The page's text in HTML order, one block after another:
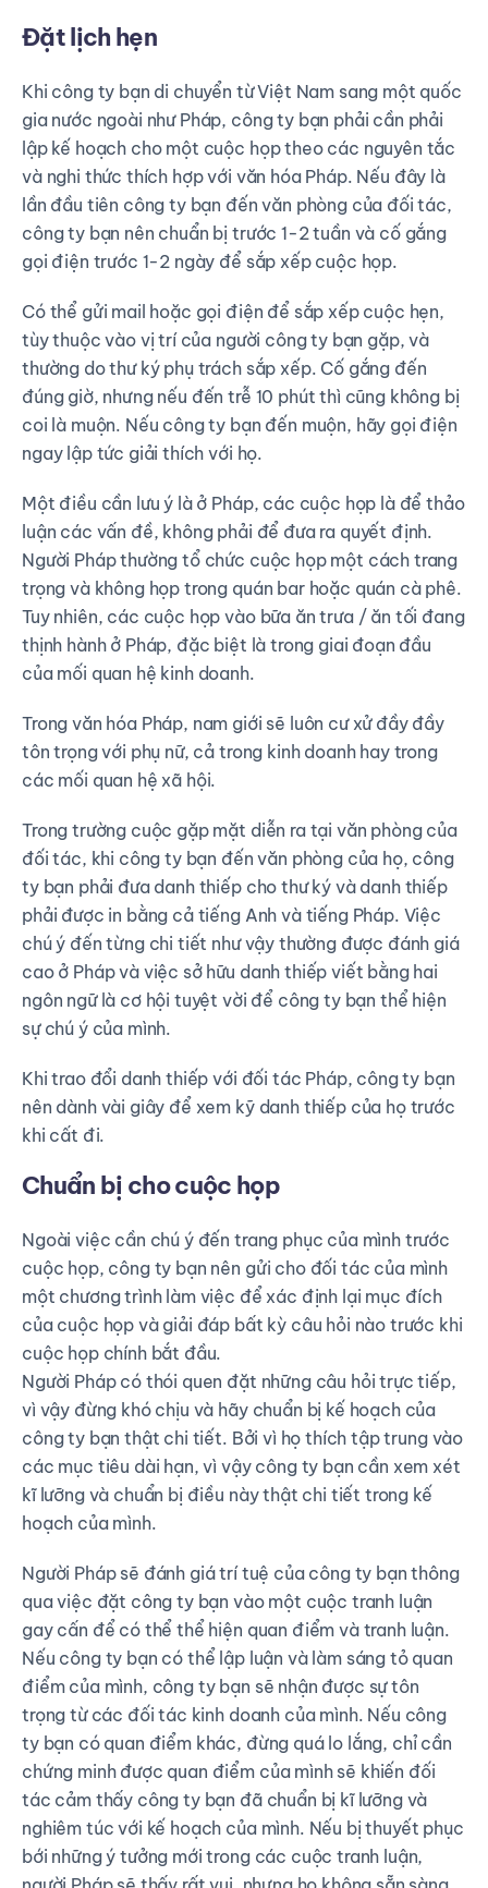
Đặt lịch hẹn
Khi công ty bạn di chuyển từ Việt Nam sang một quốc
gia nước ngoài như Pháp, công ty bạn phải cần phải
lập kế hoạch cho một cuộc họp theo các nguyên tắc
và nghi thức thích hợp với văn hóa Pháp. Nếu đây là
lần đầu tiên công ty bạn đến văn phòng của đối tác,
công ty bạn nên chuẩn bị trước 1-2 tuần và cố gắng
gọi điện trước 1-2 ngày để sắp xếp cuộc họp.
Có thể gửi mail hoặc gọi điện để sắp xếp cuộc hẹn,
tùy thuộc vào vị trí của người công ty bạn gặp, và
thường do thư ký phụ trách sắp xếp. Cố gắng đến
đúng giờ, nhưng nếu đến trễ 10 phút thì cũng không bị
coi là muộn. Nếu công ty bạn đến muộn, hãy gọi điện
ngay lập tức giải thích với họ.
Một điều cần lưu ý là ở Pháp, các cuộc họp là để thảo
luận các vấn đề, không phải để đưa ra quyết định.
Người Pháp thường tổ chức cuộc họp một cách trang
trọng và không họp trong quán bar hoặc quán cà phê.
Tuy nhiên, các cuộc họp vào bữa ăn trưa / ăn tối đang
thịnh hành ở Pháp, đặc biệt là trong giai đoạn đầu
của mối quan hệ kinh doanh.
Trong văn hóa Pháp, nam giới sẽ luôn cư xử đầy đầy
tôn trọng với phụ nữ, cả trong kinh doanh hay trong
các mối quan hệ xã hội.
Trong trường cuộc gặp mặt diễn ra tại văn phòng của
đối tác, khi công ty bạn đến văn phòng của họ, công
ty bạn phải đưa danh thiếp cho thư ký và danh thiếp
phải được in bằng cả tiếng Anh và tiếng Pháp. Việc
chú ý đến từng chi tiết như vậy thường được đánh giá
cao ở Pháp và việc sở hữu danh thiếp viết bằng hai
ngôn ngữ là cơ hội tuyệt vời để công ty bạn thể hiện
sự chú ý của mình.
Khi trao đổi danh thiếp với đối tác Pháp, công ty bạn
nên dành vài giây để xem kỹ danh thiếp của họ trước
khi cất đi.
Chuẩn bị cho cuộc họp
Ngoài việc cần chú ý đến trang phục của mình trước
cuộc họp, công ty bạn nên gửi cho đối tác của mình
một chương trình làm việc để xác định lại mục đích
của cuộc họp và giải đáp bất kỳ câu hỏi nào trước khi
cuộc họp chính bắt đầu.
Người Pháp có thói quen đặt những câu hỏi trực tiếp,
vì vậy đừng khó chịu và hãy chuẩn bị kế hoạch của
công ty bạn thật chi tiết. Bởi vì họ thích tập trung vào
các mục tiêu dài hạn, vì vậy công ty bạn cần xem xét
kĩ lưỡng và chuẩn bị điều này thật chi tiết trong kế
hoạch của mình.
Người Pháp sẽ đánh giá trí tuệ của công ty bạn thông
qua việc đặt công ty bạn vào một cuộc tranh luận
gay cấn để có thể thể hiện quan điểm và tranh luận.
Nếu công ty bạn có thể lập luận và làm sáng tỏ quan
điểm của mình, công ty bạn sẽ nhận được sự tôn
trọng từ các đối tác kinh doanh của mình. Nếu công
ty bạn có quan điểm khác, đừng quá lo lắng, chỉ cần
chứng minh được quan điểm của mình sẽ khiến đối
tác cảm thấy công ty bạn đã chuẩn bị kĩ lưỡng và
nghiêm túc với kế hoạch của mình. Nếu bị thuyết phục
bới những ý tưởng mới trong các cuộc tranh luận,